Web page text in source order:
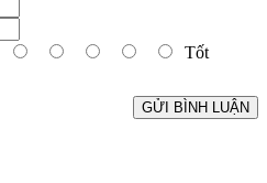
Tốt
GỬI BÌNH LUẬN